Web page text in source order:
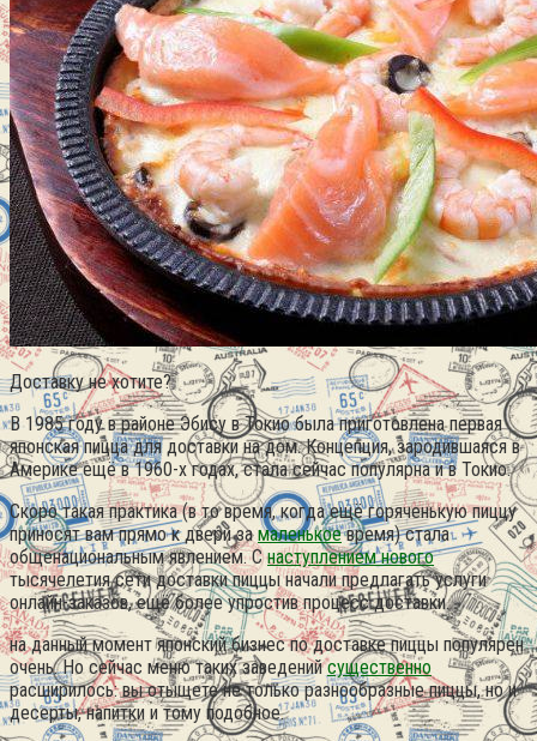
Доставку не хотите?
В 1985 году в районе Эбису в Токио была приготовлена первая
японская пицца для доставки на дом. Концепция, зародившаяся в
Америке ещё в 1960-х годах, стала сейчас популярна и в Токио.
Скоро такая практика (в то время, когда ещё горяченькую пиццу
приносят вам прямо к двери замаленькоевремя) стала
общенациональным явлением. Снаступлением нового
тысячелетия сети доставки пиццы начали предлагать услуги
онлайн-заказов, ещё более упростив процесс доставки.
на данный момент японский бизнес по доставке пиццы популярен
очень. Но сейчас меню таких заведенийсущественно
расширилось: вы отыщете не только разнообразные пиццы, но и
десерты, напитки и тому подобное.